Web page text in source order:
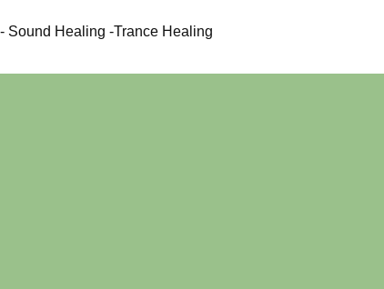
Sound Healing -Trance Healing